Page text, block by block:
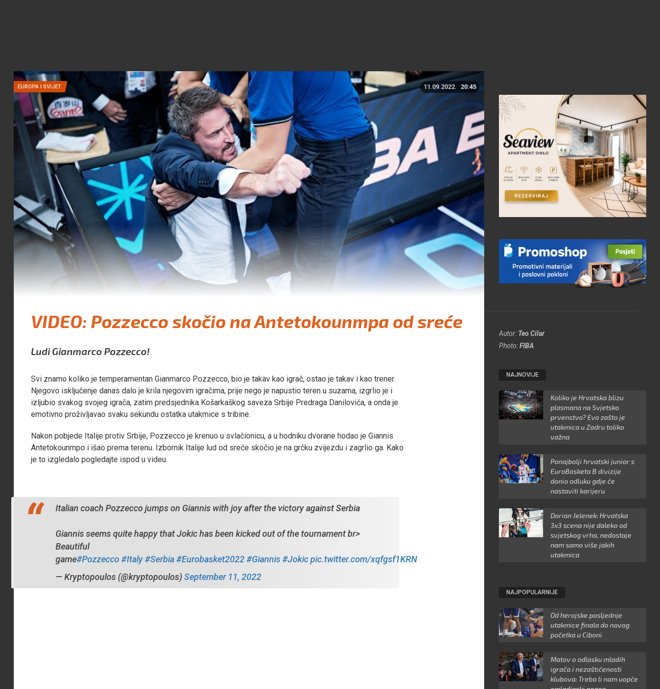
EUROPA I SVIJET 11.09.2022. 20:45
VIDEO: Pozzecco skočio na Antetokounmpa od sreće
Autor: Teo Cilar
Photo:FIBA
Ludi Gianmarco Pozzecco!
Svi znamo koliko je temperamentan Gianmarco Pozzecco, bio je takav kao igrač, ostao je takav i kao trener.
Njegovo isključenje danas dalo je krila njegovim igračima, prije nego je napustio teren u suzama, izgrlio je i
izljubio svakog svojeg igrača, zatim predsjednika Košarkaškog saveza Srbije Predraga Danilovića, a onda je
emotivno proživljavao svaku sekundu ostatka utakmice s tribine.
Nakon pobjede Italije protiv Srbije, Pozzecco je krenuo u svlačionicu, a u hodniku dvorane hodao je Giannis
Antetokounmpo i išao prema terenu. Izbornik Italije lud od sreće skočio je na grčku zvijezdu i zagrlio ga. Kako
je to izgledalo pogledajte ispod u videu.
Italian coach Pozzecco jumps on Giannis with joy after the victory against Serbia
Giannis seems quite happy that Jokic has been kicked out of the tournament br>
Beautiful
game#Pozzecco #Italy #Serbia #Eurobasket2022 #Giannis #Jokic pic.twitter.com/xqfgsf1KRN
— Kryptopoulos (@kryptopoulos)September 11, 2022
NAJNOVIJE
Koliko je Hrvatska blizu
plasmana na Svjetsko
prvenstvo? Evo zašto je
utakmica u Zadru toliko
važna
Ponajbolji hrvatski junior s
EuroBasketa B divizije
donio odluku gdje će
nastaviti karijeru
Dorian Jelenek: Hrvatska
3x3 scena nije daleko od
svjetskog vrha, nedostaje
nam samo više jakih
utakmica
NAJPOPULARNIJE
Od herojske posljednje
utakmice finala do novog
početka u Ciboni
Matov o odlasku mladih
igrača i nezaštićenosti
klubova: Treba li nam uopće